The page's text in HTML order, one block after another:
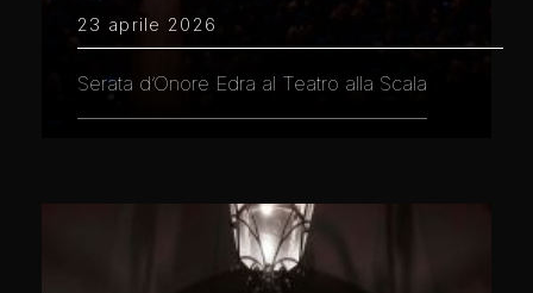
23 aprile 2026
Serata d’Onore Edra al Teatro alla Scala